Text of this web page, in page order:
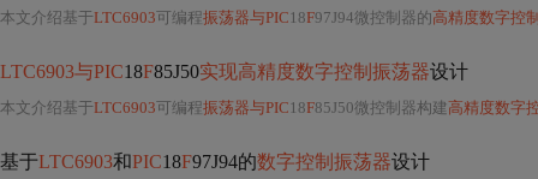
本文介绍基于LTC6903可编程振荡器与PIC 18F97J94微控制器的高精度数字控
LTC6903与PIC18F85J50实现高精度数字控制振荡器设计
本文介绍基于LTC6903可编程振荡器与PIC 18F85J50微控制器构建高精度数字
基于LTC6903和PIC18F97J94的数字控制振荡器设计